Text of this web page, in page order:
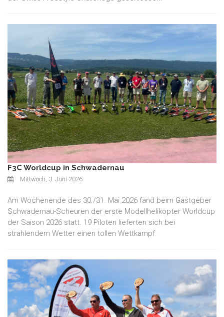
F3C Worldcup in Schwadernau
Mittwoch, 3. Juni 2026
Am Wochenende des 30./31. Mai 2026 fand beim Gastgeber
Schwadernau-Scheuren der erste Modellhelikopter Worldcup
der Saison 2026 statt. 19 Piloten lieferten sich bei
strahlendem Wetter einen tollen Wettkampf.